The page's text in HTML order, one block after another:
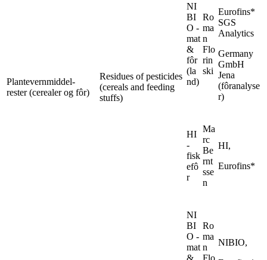
Plantevernmiddel-
rester (cerealer og fôr)
Residues of pesticides
(cereals and feeding
stuffs)
NI
BI
O -
mat
&
fôr
(la
nd)
Ro
ma
n
Flo
rin
ski
Eurofins*
SGS
Analytics
Germany
GmbH
Jena
(fôranalyse
r)
HI
-
fisk
efô
r
Ma
rc
Be
rnt
sse
n
HI,
Eurofins*
NI
BI
O -
mat
&
Ro
ma
n
Flo
NIBIO,